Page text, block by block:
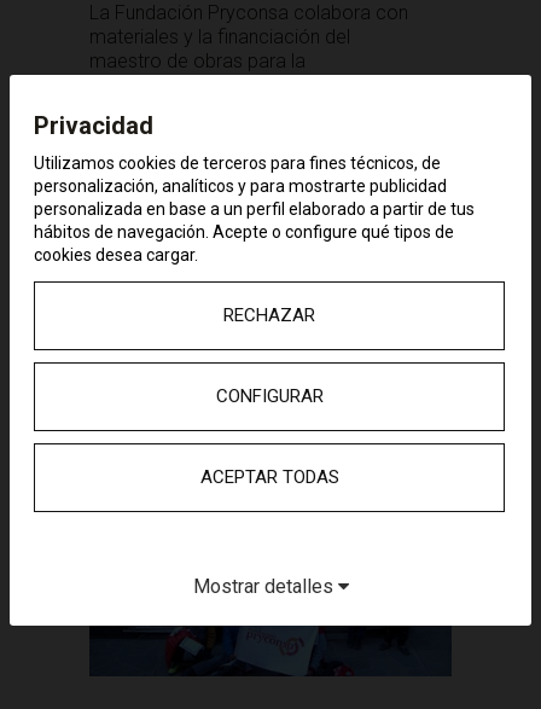
La Fundación Pryconsa colabora con
materiales y la financiación del
maestro de obras para la
para su distribución en las
comunidades andinas y con material
escolar y deportivo para Cáritas y el
Comedor benéfico La Providencia.
Desarrollado por el Área Territorial de
Andalucía de Cooperación
Internacional, este proyecto no
termina en verano. Durante todo el
voluntarios le dan continuidad, con
acciones solidarias e iniciativas
Privacidad
Utilizamos cookies de terceros para fines técnicos, de
personalización, analíticos y para mostrarte publicidad
personalizada en base a un perfil elaborado a partir de tus
hábitos de navegación. Acepte o configure qué tipos de
cookies desea cargar.
RECHAZAR
CONFIGURAR
ACEPTAR TODAS
Mostrar detalles